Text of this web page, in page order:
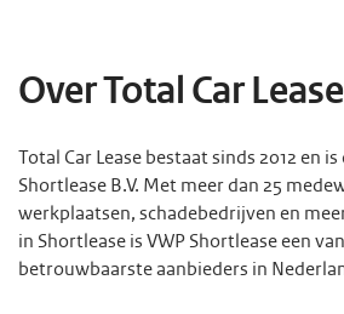
Over Total Car Lease
Total Car Lease bestaat sinds 2012 en
Shortlease B.V. Met meer dan 25
werkplaatsen, schadebedrijven en
in Shortlease is VWP Shortlease een
betrouwbaarste aanbieders in